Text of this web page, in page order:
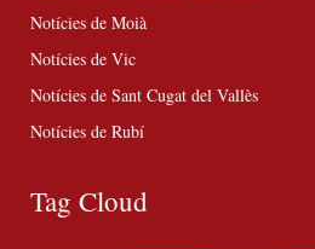
Notícies de Moià
Notícies de Vic
Notícies de Sant Cugat del Vallès
Notícies de Rubí
Tag Cloud